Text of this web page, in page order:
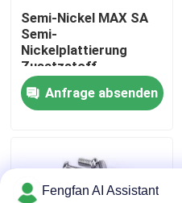
Über uns
Werksbesichtigung
Qualitätskontrolle
Kontakt
Semi-Nickel MAX SA
Semi-
Nickelplattierung
Zusatzstoff
Anfrage absenden
Fengfan AI Assistant